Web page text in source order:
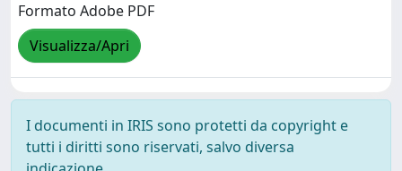
Formato Adobe PDF
Visualizza/Apri
I documenti in IRIS sono protetti da copyright e
tutti i diritti sono riservati, salvo diversa